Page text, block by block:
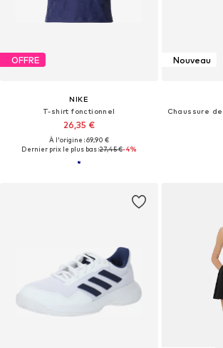
OFFRE
NIKE
T-shirt fonctionnel
26,35 €
À l'origine : 69,90 €
Dernier prix le plus bas :27,45 €-4%
Nouveau